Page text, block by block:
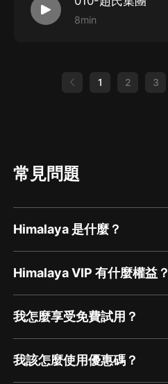
8min
1 2 3
常見問題
Himalaya 是什麼？
Himalaya VIP 有什麼權益？
我怎麼享受免費試用？
我該怎麼使用優惠碼？